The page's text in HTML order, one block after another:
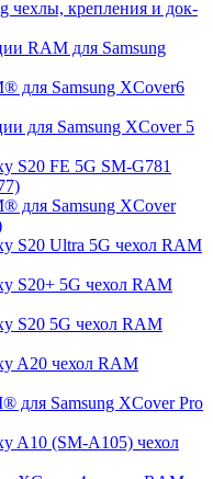
чехлы, крепления и док-
RAM для Samsung
для Samsung XCover6
для Samsung XCover 5
S20 FE 5G SM-G781
для Samsung XCover
S20 Ultra 5G чехол RAM
S20+ 5G чехол RAM
S20 5G чехол RAM
A20 чехол RAM
для Samsung XCover Pro
A10 (SM-A105) чехол